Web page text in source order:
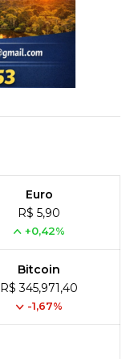
Euro
R$ 5,90
+0,42%
Bitcoin
R$ 345,971,40
-1,67%